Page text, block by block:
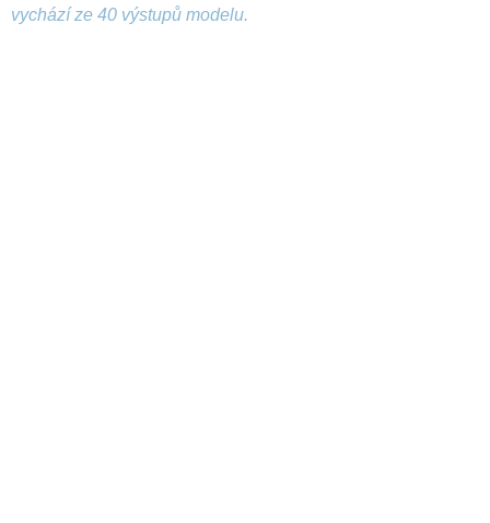
vychází ze 40 výstupů modelu.